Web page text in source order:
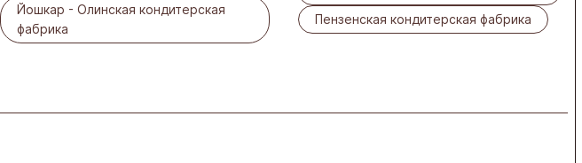
Йошкар - Олинская кондитерская
фабрика
Пензенская кондитерская фабрика